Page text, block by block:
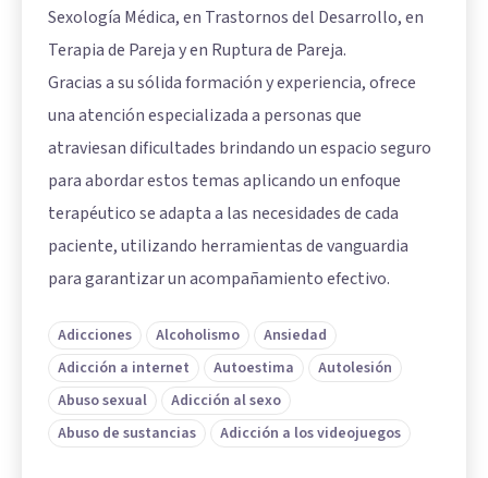
Sexología Médica, en Trastornos del Desarrollo, en
Terapia de Pareja y en Ruptura de Pareja.
Gracias a su sólida formación y experiencia, ofrece
una atención especializada a personas que
atraviesan dificultades brindando un espacio seguro
para abordar estos temas aplicando un enfoque
terapéutico se adapta a las necesidades de cada
paciente, utilizando herramientas de vanguardia
para garantizar un acompañamiento efectivo.
Adicciones Alcoholismo
Ansiedad
Adicción a internet
Autoestima
Autolesión
Abuso sexual
Adicción al sexo
Abuso de sustancias
Adicción a los videojuegos